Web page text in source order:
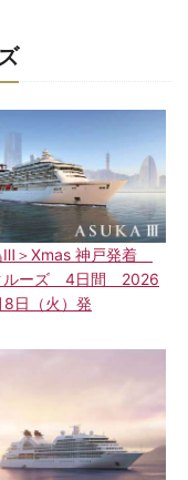
Ⅲ＞Xmas 神戸発着
ルーズ 4日間 2026
8日（火）発